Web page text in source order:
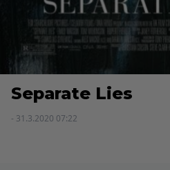
Separate Lies
- 31.3.2020 07:22